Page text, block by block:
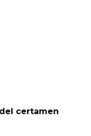
certamen